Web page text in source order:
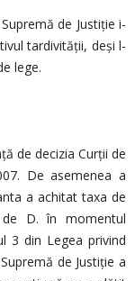
de Justiție i-
tardivităţii, deși l-
lege.
de decizia Curții de
De asemenea a
a achitat taxa de
D. în momentul
3 din Legea privind
de Justiție a